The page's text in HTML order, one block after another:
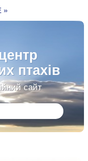
»
птахів
сайт